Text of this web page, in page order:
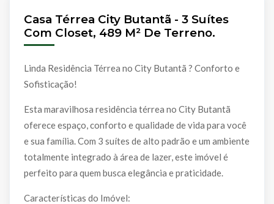
Casa Térrea City Butantã - 3 Suítes
Com Closet, 489 M² De Terreno.
Linda Residência Térrea no City Butantã ? Conforto e
Sofisticação!
Esta maravilhosa residência térrea no City Butantã
oferece espaço, conforto e qualidade de vida para você
e sua família. Com 3 suítes de alto padrão e um ambiente
totalmente integrado à área de lazer, este imóvel é
perfeito para quem busca elegância e praticidade.
Características do Imóvel: